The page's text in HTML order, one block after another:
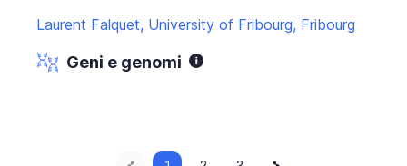
Laurent Falquet, University of Fribourg, Fribourg
Geni e genomi
Pagina